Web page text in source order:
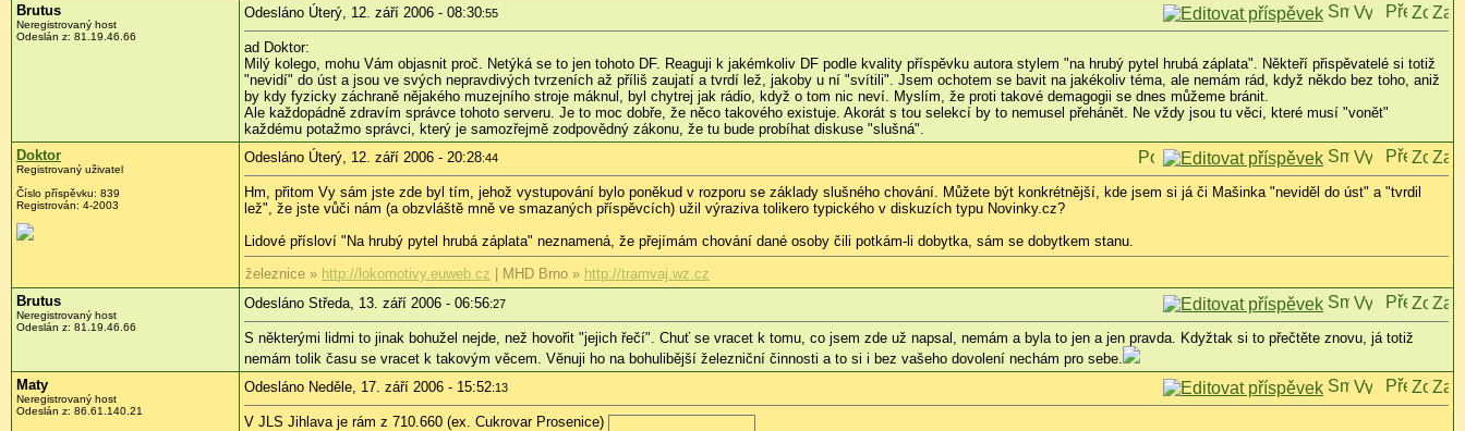
Brutus
Neregistrovaný host
Odeslán z: 81.19.46.66
Odesláno Úterý, 12. září 2006 - 08:30:55
ad Doktor:
Milý kolego, mohu Vám objasnit proč. Netýká se to jen tohoto DF. Reaguji k jakémkoliv DF podle kvality příspěvku autora stylem "na hrubý pytel hrubá záplata". Někteří přispěvatelé si totiž
"nevidí" do úst a jsou ve svých nepravdivých tvrzeních až příliš zaujatí a tvrdí lež, jakoby u ní "svítili". Jsem ochotem se bavit na jakékoliv téma, ale nemám rád, když někdo bez toho, aniž
by kdy fyzicky záchraně nějakého muzejního stroje máknul, byl chytrej jak rádio, když o tom nic neví. Myslím, že proti takové demagogii se dnes můžeme bránit.
Ale každopádně zdravím správce tohoto serveru. Je to moc dobře, že něco takového existuje. Akorát s tou selekcí by to nemusel přehánět. Ne vždy jsou tu věci, které musí "vonět"
každému potažmo správci, který je samozřejmě zodpovědný zákonu, že tu bude probíhat diskuse "slušná".
Doktor
Registrovaný uživatel
Číslo příspěvku: 839
Registrován: 4-2003
Odesláno Úterý, 12. září 2006 - 20:28:44
Hm, přitom Vy sám jste zde byl tím, jehož vystupování bylo poněkud v rozporu se základy slušného chování. Můžete být konkrétnější, kde jsem si já či Mašinka "neviděl do úst" a "tvrdil
lež", že jste vůči nám (a obzvláště mně ve smazaných příspěvcích) užil výraziva tolikero typického v diskuzích typu Novinky.cz?
Lidové přísloví "Na hrubý pytel hrubá záplata" neznamená, že přejímám chování dané osoby čili potkám-li dobytka, sám se dobytkem stanu.
železnice » http://lokomotivy.euweb.cz | MHD Brno » http://tramvaj.wz.cz
Brutus
Neregistrovaný host
Odeslán z: 81.19.46.66
Odesláno Středa, 13. září 2006 - 06:56:27
S některými lidmi to jinak bohužel nejde, než hovořit "jejich řečí". Chuť se vracet k tomu, co jsem zde už napsal, nemám a byla to jen a jen pravda. Kdyžtak si to přečtěte znovu, já totiž
nemám tolik času se vracet k takovým věcem. Věnuji ho na bohulibější železniční činnosti a to si i bez vašeho dovolení nechám pro sebe.
Maty
Neregistrovaný host
Odeslán z: 86.61.140.21
Odesláno Neděle, 17. září 2006 - 15:52:13
V JLS Jihlava je rám z 710.660 (ex. Cukrovar Prosenice)